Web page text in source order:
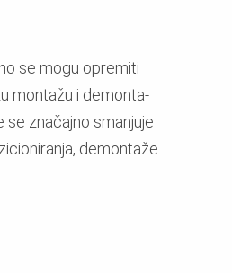
se mogu opremiti
montažu i demonta-
se značajno smanjuje
demontaže